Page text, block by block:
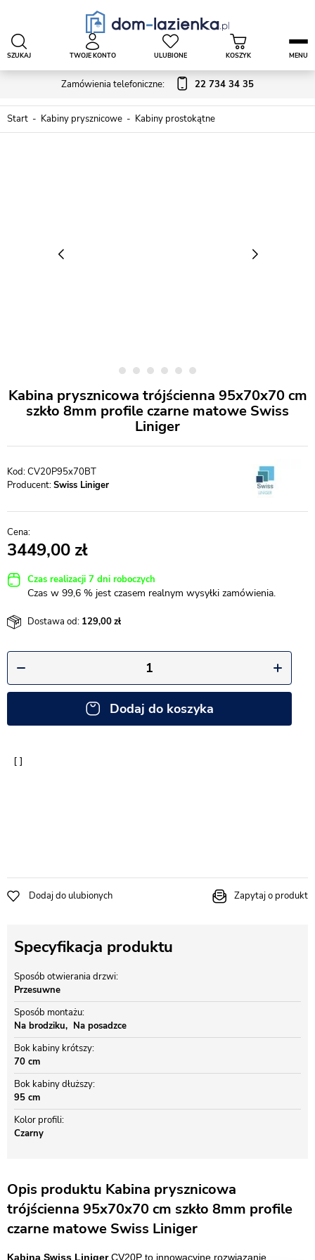
Zamówienia telefoniczne: 22 734 34 35
SZUKAJ TWOJE KONTO ULUBIONE KOSZYK MENU
Start Kabiny prysznicowe Kabiny prostokątne
Kabina prysznicowa trójścienna 95x70x70 cm
szkło 8mm profile czarne matowe Swiss
Liniger
CV20P95x70BT
Producent:Swiss Liniger
3449,00
Czas realizacji 7 dni roboczych
Czas w 99,6 % jest czasem realnym wysyłki zamówienia.
Dostawa od: 129,00
Dodaj do koszyka
Dodaj do ulubionych Zapytaj o produkt
Specyfikacja produktu
Sposób otwierania drzwi
Przesuwne
Sposób montażu
Na brodziku
Na posadzce
Bok kabiny krótszy
70 cm
Bok kabiny dłuższy
95 cm
Kolor profili
Czarny
Opis produktu Kabina prysznicowa
trójścienna 95x70x70 cm szkło 8mm profile
czarne matowe Swiss Liniger
Kabina Swiss LinigerCV20P to innowacyjne rozwiązanie